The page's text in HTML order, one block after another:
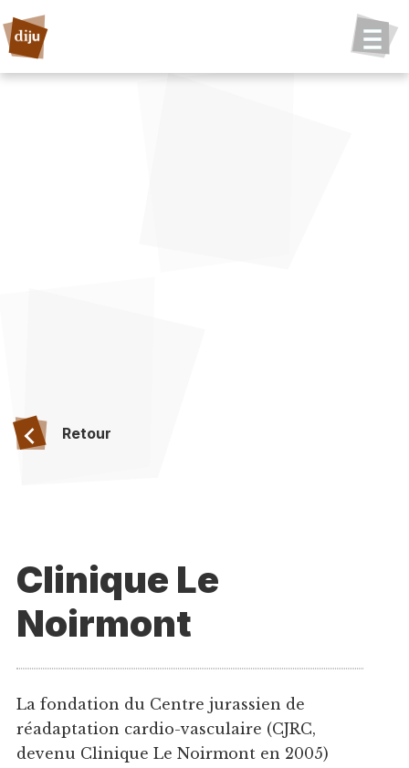
Retour
Clinique Le
Noirmont
La fondation du Centre jurassien de
réadaptation cardio-vasculaire (CJRC,
devenu Clinique Le Noirmont en 2005)